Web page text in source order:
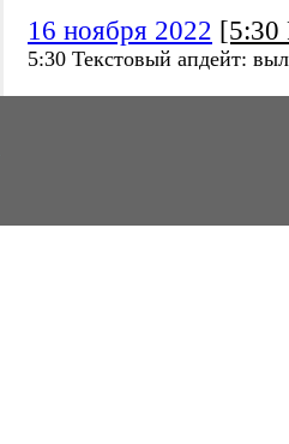
16 ноября 2022 [5:30
5:30 Текстовый апдейт: